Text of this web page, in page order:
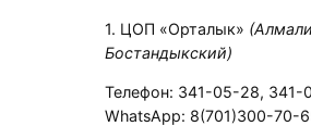
1. ЦОП «Орталык»
Бостандыкский)
Телефон: 341-05-28, 341-
WhatsApp: 8(701)300-70-